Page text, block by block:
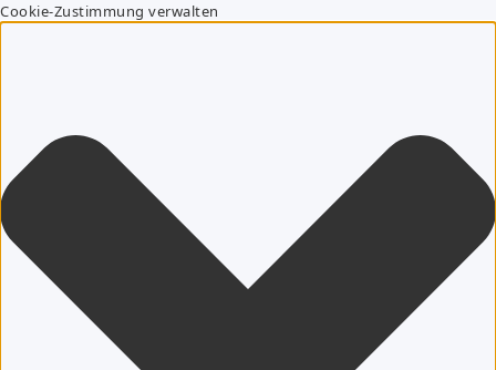
Cookie-Zustimmung verwalten